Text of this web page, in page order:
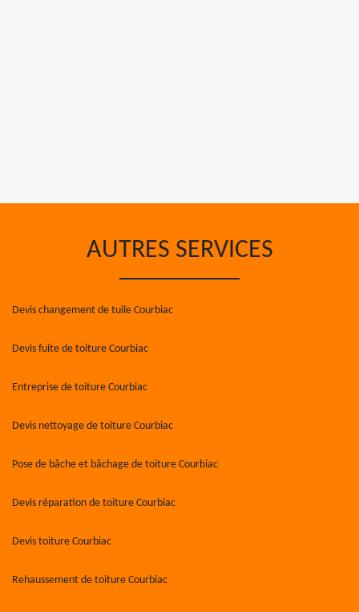
AUTRES SERVICES
Devis changement de tuile Courbiac
Devis fuite de toiture Courbiac
Entreprise de toiture Courbiac
Devis nettoyage de toiture Courbiac
Pose de bâche et bâchage de toiture Courbiac
Devis réparation de toiture Courbiac
Devis toiture Courbiac
Rehaussement de toiture Courbiac